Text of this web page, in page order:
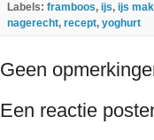
Labels: framboos, ijs, ijs
nagerecht, recept, yoghurt
Geen
Een reactie